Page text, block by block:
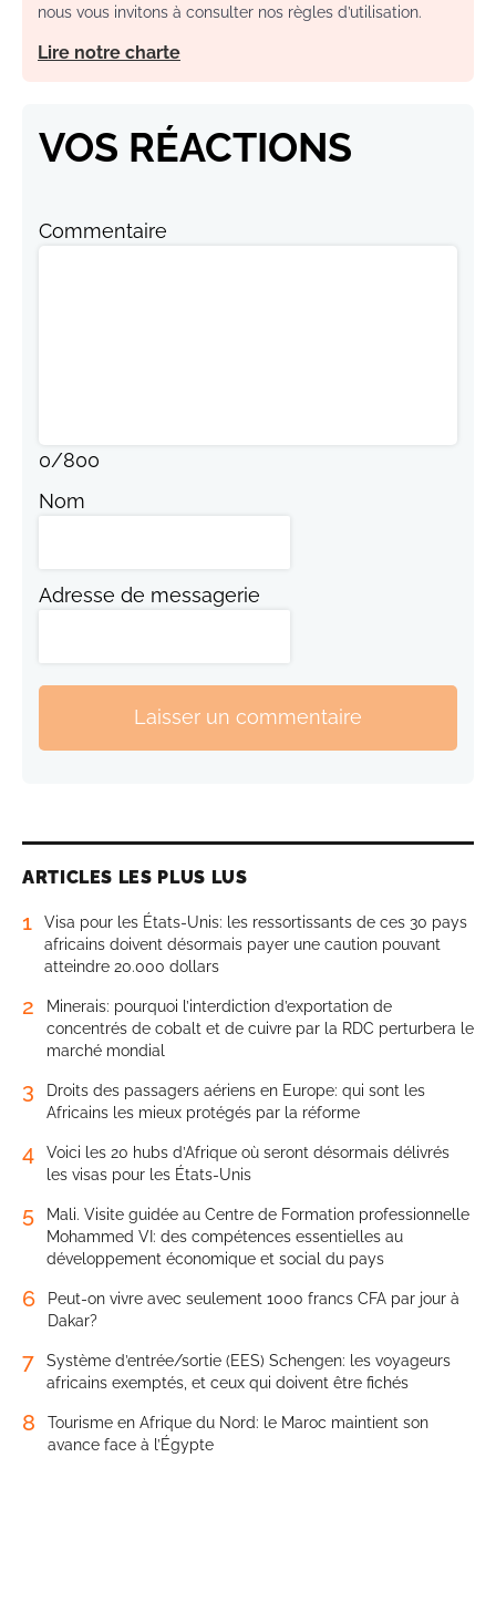
nous vous invitons à consulter nos règles d’utilisation.
Lire notre charte
VOS RÉACTIONS
Commentaire
0/800
Nom
Adresse de messagerie
Laisser un commentaire
ARTICLES LES PLUS LUS
1
Visa pour les États-Unis: les ressortissants de ces 30 pays
africains doivent désormais payer une caution pouvant
atteindre 20.000 dollars
2
Minerais: pourquoi l’interdiction d’exportation de
concentrés de cobalt et de cuivre par la RDC perturbera le
marché mondial
3
Droits des passagers aériens en Europe: qui sont les
Africains les mieux protégés par la réforme
4
Voici les 20 hubs d’Afrique où seront désormais délivrés
les visas pour les États-Unis
5
Mali. Visite guidée au Centre de Formation professionnelle
Mohammed VI: des compétences essentielles au
développement économique et social du pays
6
Peut-on vivre avec seulement 1000 francs CFA par jour à
Dakar?
7
Système d’entrée/sortie (EES) Schengen: les voyageurs
africains exemptés, et ceux qui doivent être fichés
8
Tourisme en Afrique du Nord: le Maroc maintient son
avance face à l’Égypte